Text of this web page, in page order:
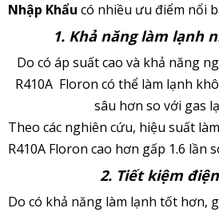
Nhập Khẩu có nhiều ưu điểm nổi
1. Khả năng làm lạnh
Do có áp suất cao và khả năng
R410A Floron có thể làm lạnh
sâu hơn so với gas
Theo các nghiên cứu, hiệu suất
R410A Floron cao hơn gấp 1.6 lần
2. Tiết kiệm
Do có khả năng làm lạnh tốt hơn,